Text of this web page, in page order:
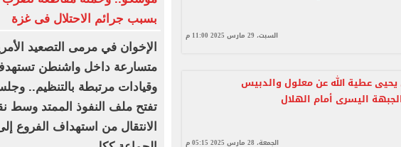
السبت، 29 مارس 2025 11:00 م
عطية الله عن معلول والدبيس
اليسرى أمام الهلال
الجمعة، 28 مارس 2025 05:15 م
بسبب جرائم الاحتلال فى غزة
الإخوان في مرمى التصعيد
متسارعة داخل واشنطن
وقيادات مرتبطة بالتنظيم..
تفتح ملف النفوذ الممتد وسط
الانتقال من استهداف الفروع